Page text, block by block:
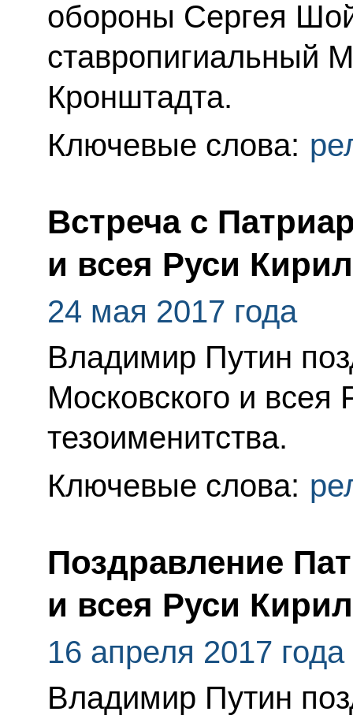
обороны Сергея
ставропигиальный
Кронштадта.
Ключевые слова:
Встреча с
и всея Руси
24 мая 2017 года
Владимир Путин
Московского и
тезоименитства.
Ключевые слова:
Поздравление
и всея Руси
16 апреля 2017 года
Владимир Путин